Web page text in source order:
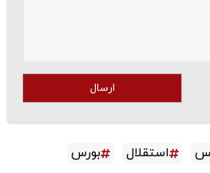
ارسال
استقلال
بورس